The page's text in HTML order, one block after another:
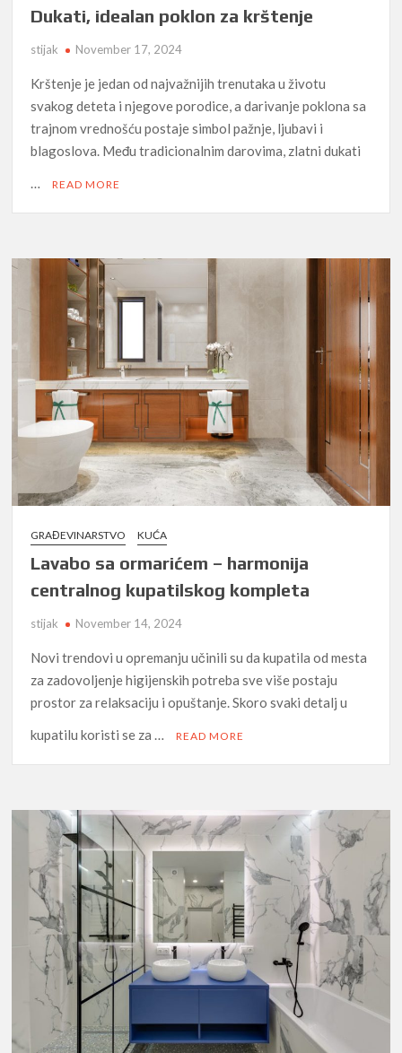
Dukati, idealan poklon za krštenje
stijak November 17, 2024
Krštenje je jedan od najvažnijih trenutaka u životu
svakog deteta i njegove porodice, a darivanje poklona sa
trajnom vrednošću postaje simbol pažnje, ljubavi i
blagoslova. Među tradicionalnim darovima, zlatni dukati
…
READ MORE
GRAĐEVINARSTVO KUĆA
Lavabo sa ormarićem – harmonija
centralnog kupatilskog kompleta
stijak November 14, 2024
Novi trendovi u opremanju učinili su da kupatila od mesta
za zadovoljenje higijenskih potreba sve više postaju
prostor za relaksaciju i opuštanje. Skoro svaki detalj u
kupatilu koristi se za …
READ MORE